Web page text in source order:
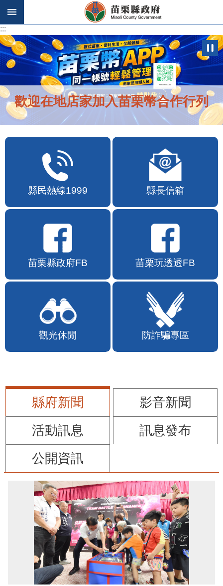
跳到主要內容區塊
:::
:::
歡迎在地店家加入苗栗幣合作行列
縣民熱線1999 縣長信箱
苗栗縣政府FB 苗栗玩透透FB
觀光休閒 防詐騙專區
縣府新聞
影音新聞
活動訊息
訊息發布
公開資訊